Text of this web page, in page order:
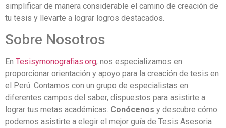
simplificar de manera considerable el camino de creación de
tu tesis y llevarte a lograr logros destacados.
Sobre Nosotros
En Tesisymonografias.org, nos especializamos en
proporcionar orientación y apoyo para la creación de tesis en
el Perú. Contamos con un grupo de especialistas en
diferentes campos del saber, dispuestos para asistirte a
lograr tus metas académicas. Conócenos y descubre cómo
podemos asistirte a elegir el mejor guía de Tesis Asesoria